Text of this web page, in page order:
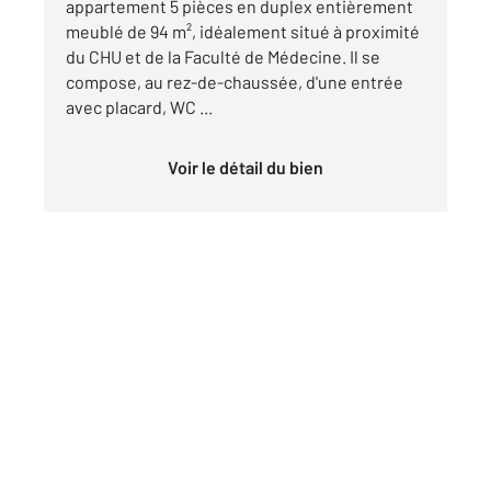
appartement 5 pièces en duplex entièrement
meublé de 94 m², idéalement situé à proximité
du CHU et de la Faculté de Médecine. Il se
compose, au rez-de-chaussée, d'une entrée
avec placard, WC ...
Voir le détail du bien